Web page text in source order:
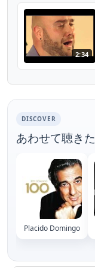
2:34
DISCOVER
あわせて聴き
Placido Domingo